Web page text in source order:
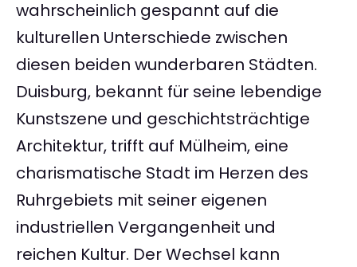
wahrscheinlich gespannt auf die
kulturellen Unterschiede zwischen
diesen beiden wunderbaren Städten.
Duisburg, bekannt für seine lebendige
Kunstszene und geschichtsträchtige
Architektur, trifft auf Mülheim, eine
charismatische Stadt im Herzen des
Ruhrgebiets mit seiner eigenen
industriellen Vergangenheit und
reichen Kultur. Der Wechsel kann